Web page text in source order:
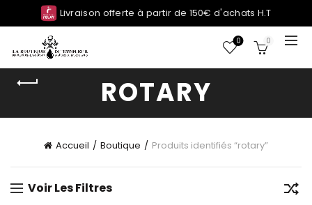
Livraison offerte à partir de 150€ d'achats H.T
0 0
ROTARY
Accueil Boutique Produits identifiés “rotary”
Voir Les Filtres